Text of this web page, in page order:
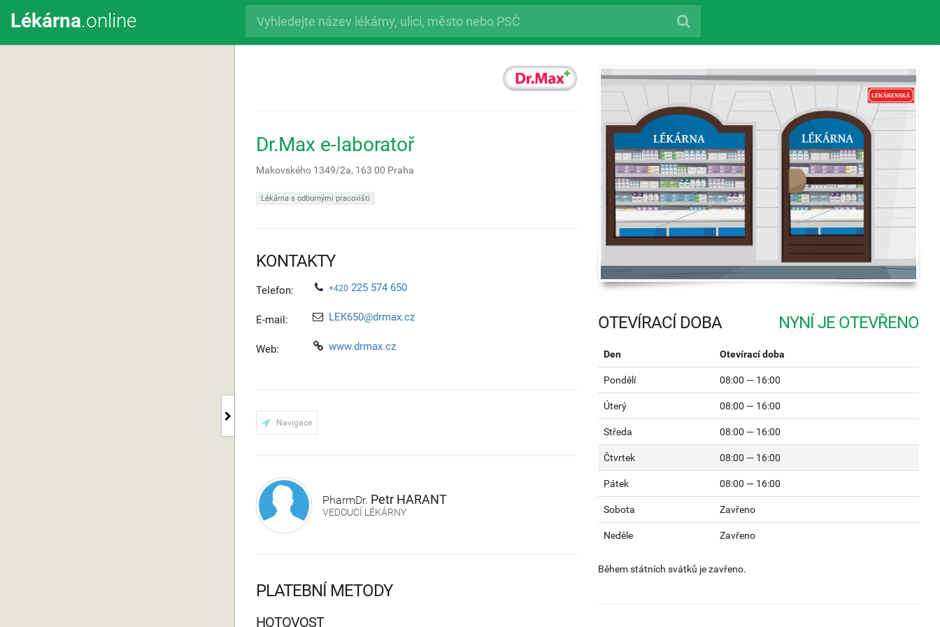
Lékárna.online
Dr.Max e-laboratoř
Makovského 1349/2a, 163 00 Praha
Lékárna s odbornými pracovišti
KONTAKTY
Telefon: +420 225 574 650
E-mail: LEK650@drmax.cz
Web: www.drmax.cz
Navigace
PharmDr. Petr HARANT
VEDOUCÍ LÉKÁRNY
OTEVÍRACÍ DOBA
Den Otevírací doba
Pondělí 08:00 — 16:00
Úterý 08:00 — 16:00
Středa 08:00 — 16:00
Čtvrtek 08:00 — 16:00
Pátek 08:00 — 16:00
Sobota Zavřeno
Neděle Zavřeno
Během státních svátků je zavřeno.
PLATEBNÍ METODY
HOTOVOST